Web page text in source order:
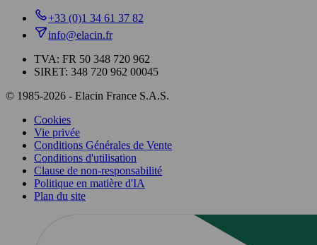
+33 (0)1 34 61 37 82
info@elacin.fr
TVA: FR 50 348 720 962
SIRET: 348 720 962 00045
© 1985-2026 - Elacin France S.A.S.
Cookies
Vie privée
Conditions Générales de Vente
Conditions d'utilisation
Clause de non-responsabilité
Politique en matière d'IA
Plan du site